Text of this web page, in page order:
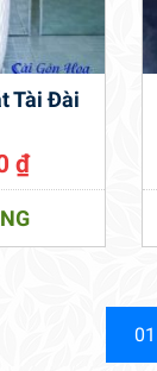
Tài Đài
₫
01